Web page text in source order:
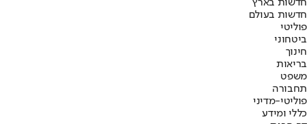
חדשות בארץ
חדשות בעולם
פוליטי
ביטחוני
חינוך
בריאות
משפט
תחבורה
פוליטי-מדיני
כללי ומידע